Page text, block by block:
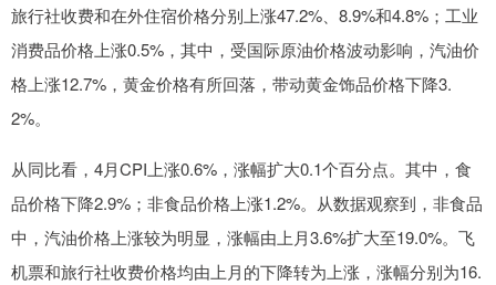
旅行社收费和在外住宿价格分别上涨47.2%、8.9%和4.8%；工业
消费品价格上涨0.5%，其中，受国际原油价格波动影响，汽油价
格上涨12.7%，黄金价格有所回落，带动黄金饰品价格下降3.
2%。
从同比看，4月CPI上涨0.6%，涨幅扩大0.1个百分点。其中，食
品价格下降2.9%；非食品价格上涨1.2%。从数据观察到，非食品
中，汽油价格上涨较为明显，涨幅由上月3.6%扩大至19.0%。飞
机票和旅行社收费价格均由上月的下降转为上涨，涨幅分别为16.